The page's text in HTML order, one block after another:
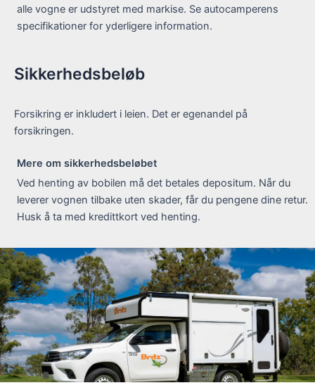
alle vogne er udstyret med markise. Se autocamperens
specifikationer for yderligere information.
Sikkerhedsbeløb
Forsikring er inkludert i leien. Det er egenandel på
forsikringen.
Mere om sikkerhedsbeløbet
Ved henting av bobilen må det betales depositum. Når du
leverer vognen tilbake uten skader, får du pengene dine retur.
Husk å ta med kredittkort ved henting.